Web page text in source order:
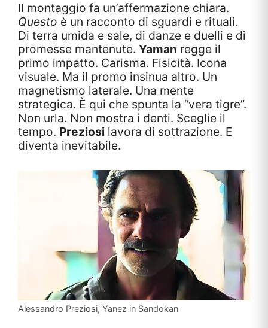
Il montaggio fa un’affermazione chiara.
Questo è un racconto di sguardi e rituali.
Di terra umida e sale, di danze e duelli e di
promesse mantenute. Yaman regge il
primo impatto. Carisma. Fisicità. Icona
visuale. Ma il promo insinua altro. Un
magnetismo laterale. Una mente
strategica. È qui che spunta la “vera tigre”.
Non urla. Non mostra i denti. Sceglie il
tempo. Preziosi lavora di sottrazione. E
diventa inevitabile.
Alessandro Preziosi, Yanez in Sandokan